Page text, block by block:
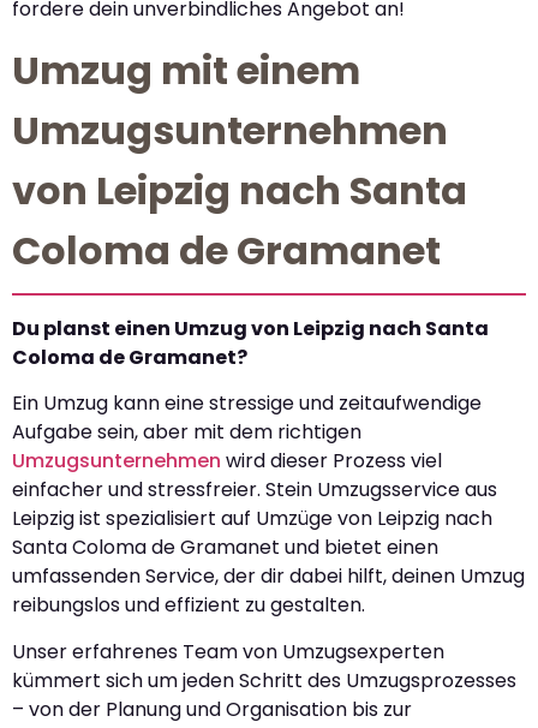
fordere dein unverbindliches Angebot an!
Umzug mit einem
Umzugsunternehmen
von Leipzig nach Santa
Coloma de Gramanet
Du planst einen Umzug von Leipzig nach Santa
Coloma de Gramanet?
Ein Umzug kann eine stressige und zeitaufwendige
Aufgabe sein, aber mit dem richtigen
Umzugsunternehmen wird dieser Prozess viel
einfacher und stressfreier. Stein Umzugsservice aus
Leipzig ist spezialisiert auf Umzüge von Leipzig nach
Santa Coloma de Gramanet und bietet einen
umfassenden Service, der dir dabei hilft, deinen Umzug
reibungslos und effizient zu gestalten.
Unser erfahrenes Team von Umzugsexperten
kümmert sich um jeden Schritt des Umzugsprozesses
– von der Planung und Organisation bis zur